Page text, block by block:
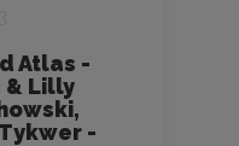
Atlas -
& Lilly
-